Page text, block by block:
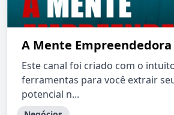
A Mente Empreendedora
Este canal foi criado com o
ferramentas para você extrair
potencial n...